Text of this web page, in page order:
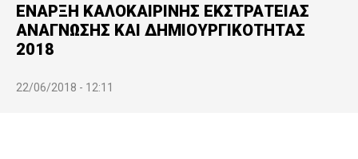
ΕΝΑΡΞΗ ΚΑΛΟΚΑΙΡΙΝΗΣ ΕΚΣΤΡΑΤΕΙΑΣ
ΑΝΑΓΝΩΣΗΣ ΚΑΙ ΔΗΜΙΟΥΡΓΙΚΟΤΗΤΑΣ
2018
22/06/2018 - 12:11